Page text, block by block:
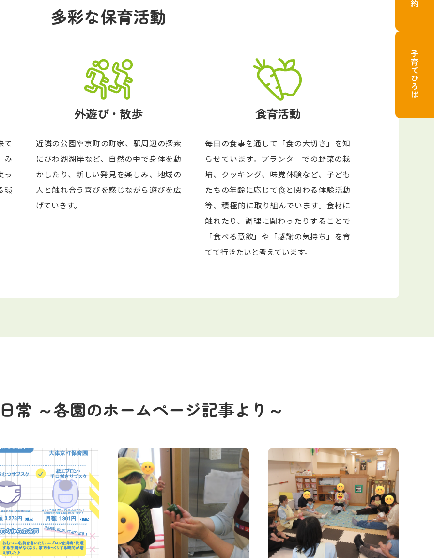
多彩な保育活動
て
み
っ
環
外遊び・散歩
近隣の公園や京町の町家、駅周辺の探索
にびわ湖湖岸など、自然の中で身体を動
かしたり、新しい発見を楽しみ、地域の
人と触れ合う喜びを感じながら遊びを広
げていきす。
食育活動
毎日の食事を通して「食の大切さ」を知
らせています。プランターでの野菜の栽
培、クッキング、味覚体験など、子ども
たちの年齢に応じて食と関わる体験活動
等、積極的に取り組んでいます。食材に
触れたり、調理に関わったりすることで
「食べる意欲」や「感謝の気持ち」を育
てて行きたいと考えています。
常 ～各園のホームページ記事より～
子育てひろば